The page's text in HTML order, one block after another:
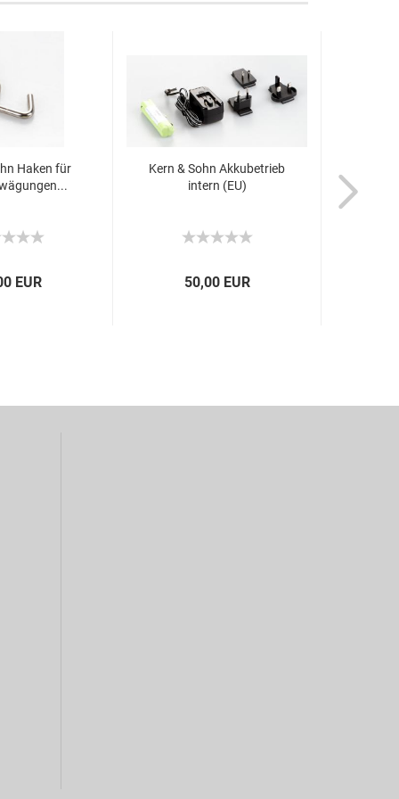
Haken für
EUR
Kern & Sohn Akkubetrieb
intern (EU)
50,00 EUR